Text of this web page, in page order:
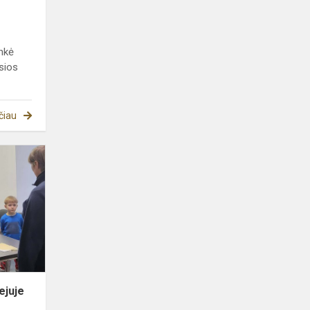
Edukacinė
valandėlė
muziejuje